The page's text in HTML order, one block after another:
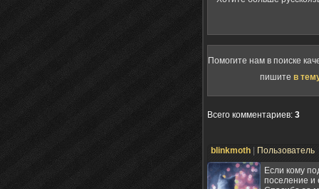
Помогите нам в поиске
пишите в
Всего комментариев: 3
blinkmoth Пользователь
Если кому
поселение и